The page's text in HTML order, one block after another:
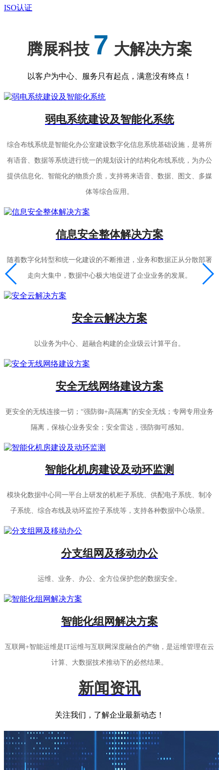
ISO认证
腾展科技 7 大解决方案
以客户为中心、服务只有起点，满意没有终点！
弱电系统建设及智能化系统
综合布线系统是智能化办公室建设数字化信息系统基础设施，是将所
有语音、数据等系统进行统一的规划设计的结构化布线系统，为办公
提供信息化、智能化的物质介质，支持将来语音、数据、图文、多媒
体等综合应用。
信息安全整体解决方案
随着数字化转型和统一化建设的不断推进，业务和数据正从分散部署
走向大集中，数据中心极大地促进了企业业务的发展。
安全云解决方案
以业务为中心、超融合构建的企业级云计算平台。
安全无线网络建设方案
更安全的无线连接一切；“强防御+高隔离”的安全无线；专网专用业务
隔离，保核心业务安全；安全雷达，强防御可感知。
智能化机房建设及动环监测
模块化数据中心同一平台上研发的机柜子系统、供配电子系统、制冷
子系统、综合布线及动环监控子系统等，支持各种数据中心场景。
分支组网及移动办公
运维、业务、办公、全方位保护您的数据安全。
智能化组网解决方案
互联网+智能运维是IT运维与互联网深度融合的产物，是运维管理在云
计算、大数据技术推动下的必然结果。
新闻资讯
关注我们，了解企业最新动态！